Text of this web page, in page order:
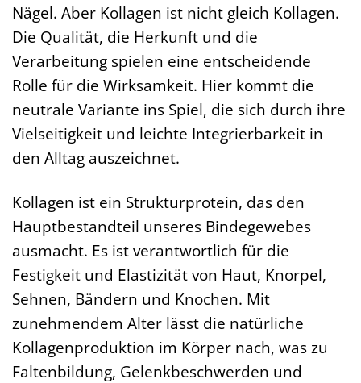
Nägel. Aber Kollagen ist nicht gleich Kollagen.
Die Qualität, die Herkunft und die
Verarbeitung spielen eine entscheidende
Rolle für die Wirksamkeit. Hier kommt die
neutrale Variante ins Spiel, die sich durch ihre
Vielseitigkeit und leichte Integrierbarkeit in
den Alltag auszeichnet.
Kollagen ist ein Strukturprotein, das den
Hauptbestandteil unseres Bindegewebes
ausmacht. Es ist verantwortlich für die
Festigkeit und Elastizität von Haut, Knorpel,
Sehnen, Bändern und Knochen. Mit
zunehmendem Alter lässt die natürliche
Kollagenproduktion im Körper nach, was zu
Faltenbildung, Gelenkbeschwerden und